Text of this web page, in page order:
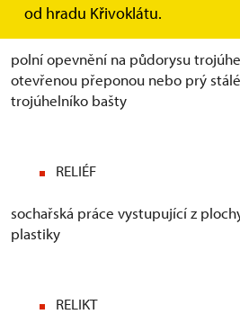
od hradu Křivoklátu.
REDAN
polní opevnění na půdorysu
otevřenou přeponou nebo prý
trojúhelníko bašty
RELIÉF
sochařská práce vystupující z
plastiky
RELIKT